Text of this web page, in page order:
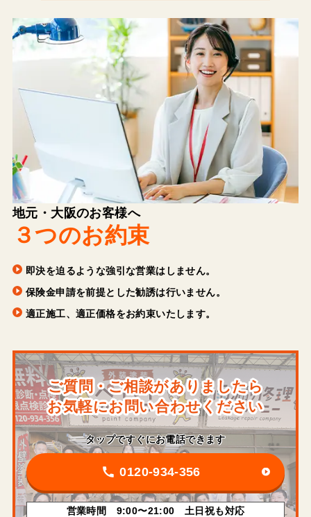
地元・大阪のお客様へ
３つのお約束
即決を迫るような強引な営業はしません。
保険金申請を前提とした勧誘は行いません。
適正施工、適正価格をお約束いたします。
ご質問・ご相談がありましたら
お気軽にお問い合わせください
タップですぐにお電話できます
0120-934-356
営業時間 9:00〜21:00 土日祝も対応